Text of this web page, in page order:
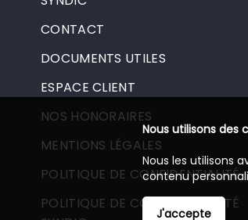
CONTACT
DOCUMENTS UTILES
ESPACE CLIENT
NOS HONORAIRES
MENTIONS LÉGALES
POLITIQUE DE CONFIDENTIALITÉ
POLITIQUE DE CONFIDENTIALITÉ
Nous utilisons des
Nous les utilisons
contenu
J'accepte